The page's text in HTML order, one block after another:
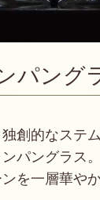
パング
創的なステ
パングラス
を一層華や